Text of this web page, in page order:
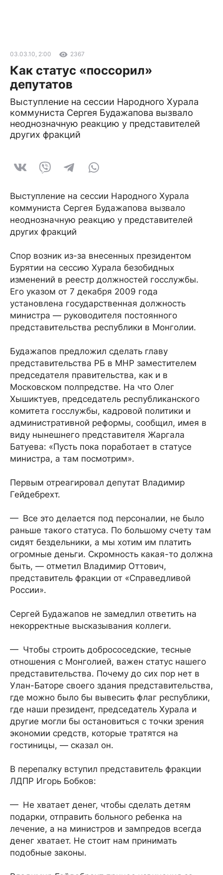
03.03.10, 2:00 2367
Как статус «поссорил»
депутатов
Выступление на сессии Народного Хурала
коммуниста Сергея Будажапова вызвало
неоднозначную реакцию у представителей
других фракций
Выступление на сессии Народного Хурала
коммуниста Сергея Будажапова вызвало
неоднозначную реакцию у представителей
других фракций
Спор возник из-за внесенных президентом
Бурятии на сессию Хурала безобидных
изменений в реестр должностей госслужбы.
Его указом от 7 декабря 2009 года
установлена государственная должность
министра — руководителя постоянного
представительства республики в Монголии.
Будажапов предложил сделать главу
представительства РБ в МНР заместителем
председателя правительства, как и в
Московском полпредстве. На что Олег
Хышиктуев, председатель республиканского
комитета госслужбы, кадровой политики и
административной реформы, сообщил, имея в
виду нынешнего представителя Жаргала
Батуева: «Пусть пока поработает в статусе
министра, а там посмотрим».
Первым отреагировал депутат Владимир
Гейдебрехт.
— Все это делается под персоналии, не было
раньше такого статуса. По большому счету там
сидят бездельники, а мы хотим им платить
огромные деньги. Скромность какая-то должна
быть, — отметил Владимир Оттович,
представитель фракции от «Справедливой
России».
Сергей Будажапов не замедлил ответить на
некорректные высказывания коллеги.
— Чтобы строить добрососедские, тесные
отношения с Монголией, важен статус нашего
представительства. Почему до сих пор нет в
Улан-Баторе своего здания представительства,
где можно было бы вывесить флаг республики,
где наши президент, председатель Хурала и
другие могли бы остановиться с точки зрения
экономии средств, которые тратятся на
гостиницы, — сказал он.
В перепалку вступил представитель фракции
ЛДПР Игорь Бобков:
— Не хватает денег, чтобы сделать детям
подарки, отправить больного ребенка на
лечение, а на министров и зампредов всегда
денег хватает. Не стоит нам принимать
подобные законы.